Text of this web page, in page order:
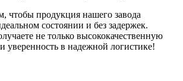
чтобы продукция нашего завода
состоянии и без задержек.
не только высококачественную
уверенность в надежной логистике!